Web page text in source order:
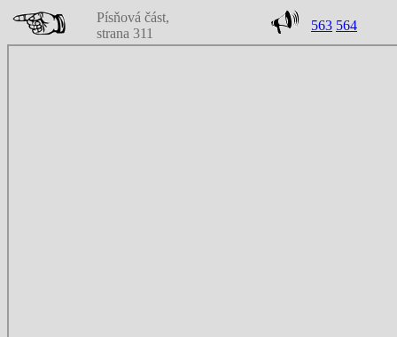
Písňová část,
strana 311
563 564